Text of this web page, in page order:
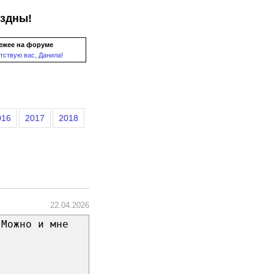
на форуме
вас, Данила!
2017 2018
22.04.2026
и мне